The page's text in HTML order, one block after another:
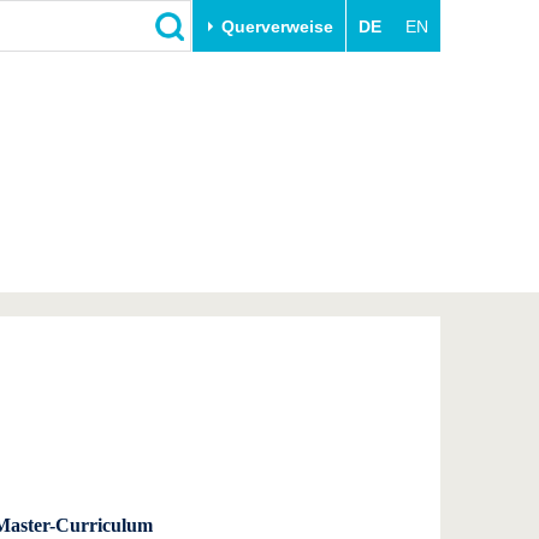
Querverweise DE EN
Innovative Transferprojekte
BTU & Region erleben
Curriculum